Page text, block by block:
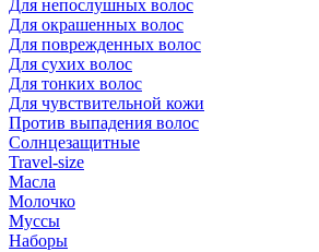
Для непослушных волос
Для окрашенных волос
Для поврежденных волос
Для сухих волос
Для тонких волос
Для чувствительной кожи
Против выпадения волос
Солнцезащитные
Travel-size
Масла
Молочко
Муссы
Наборы